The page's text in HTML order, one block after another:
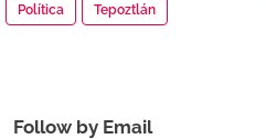
Política Tepoztlán
Follow by Email